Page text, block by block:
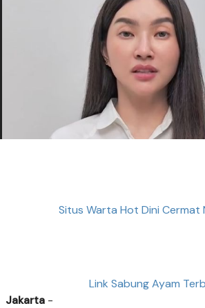
Situs Warta Hot Dini Cermat
Link Sabung Ayam
Jakarta -